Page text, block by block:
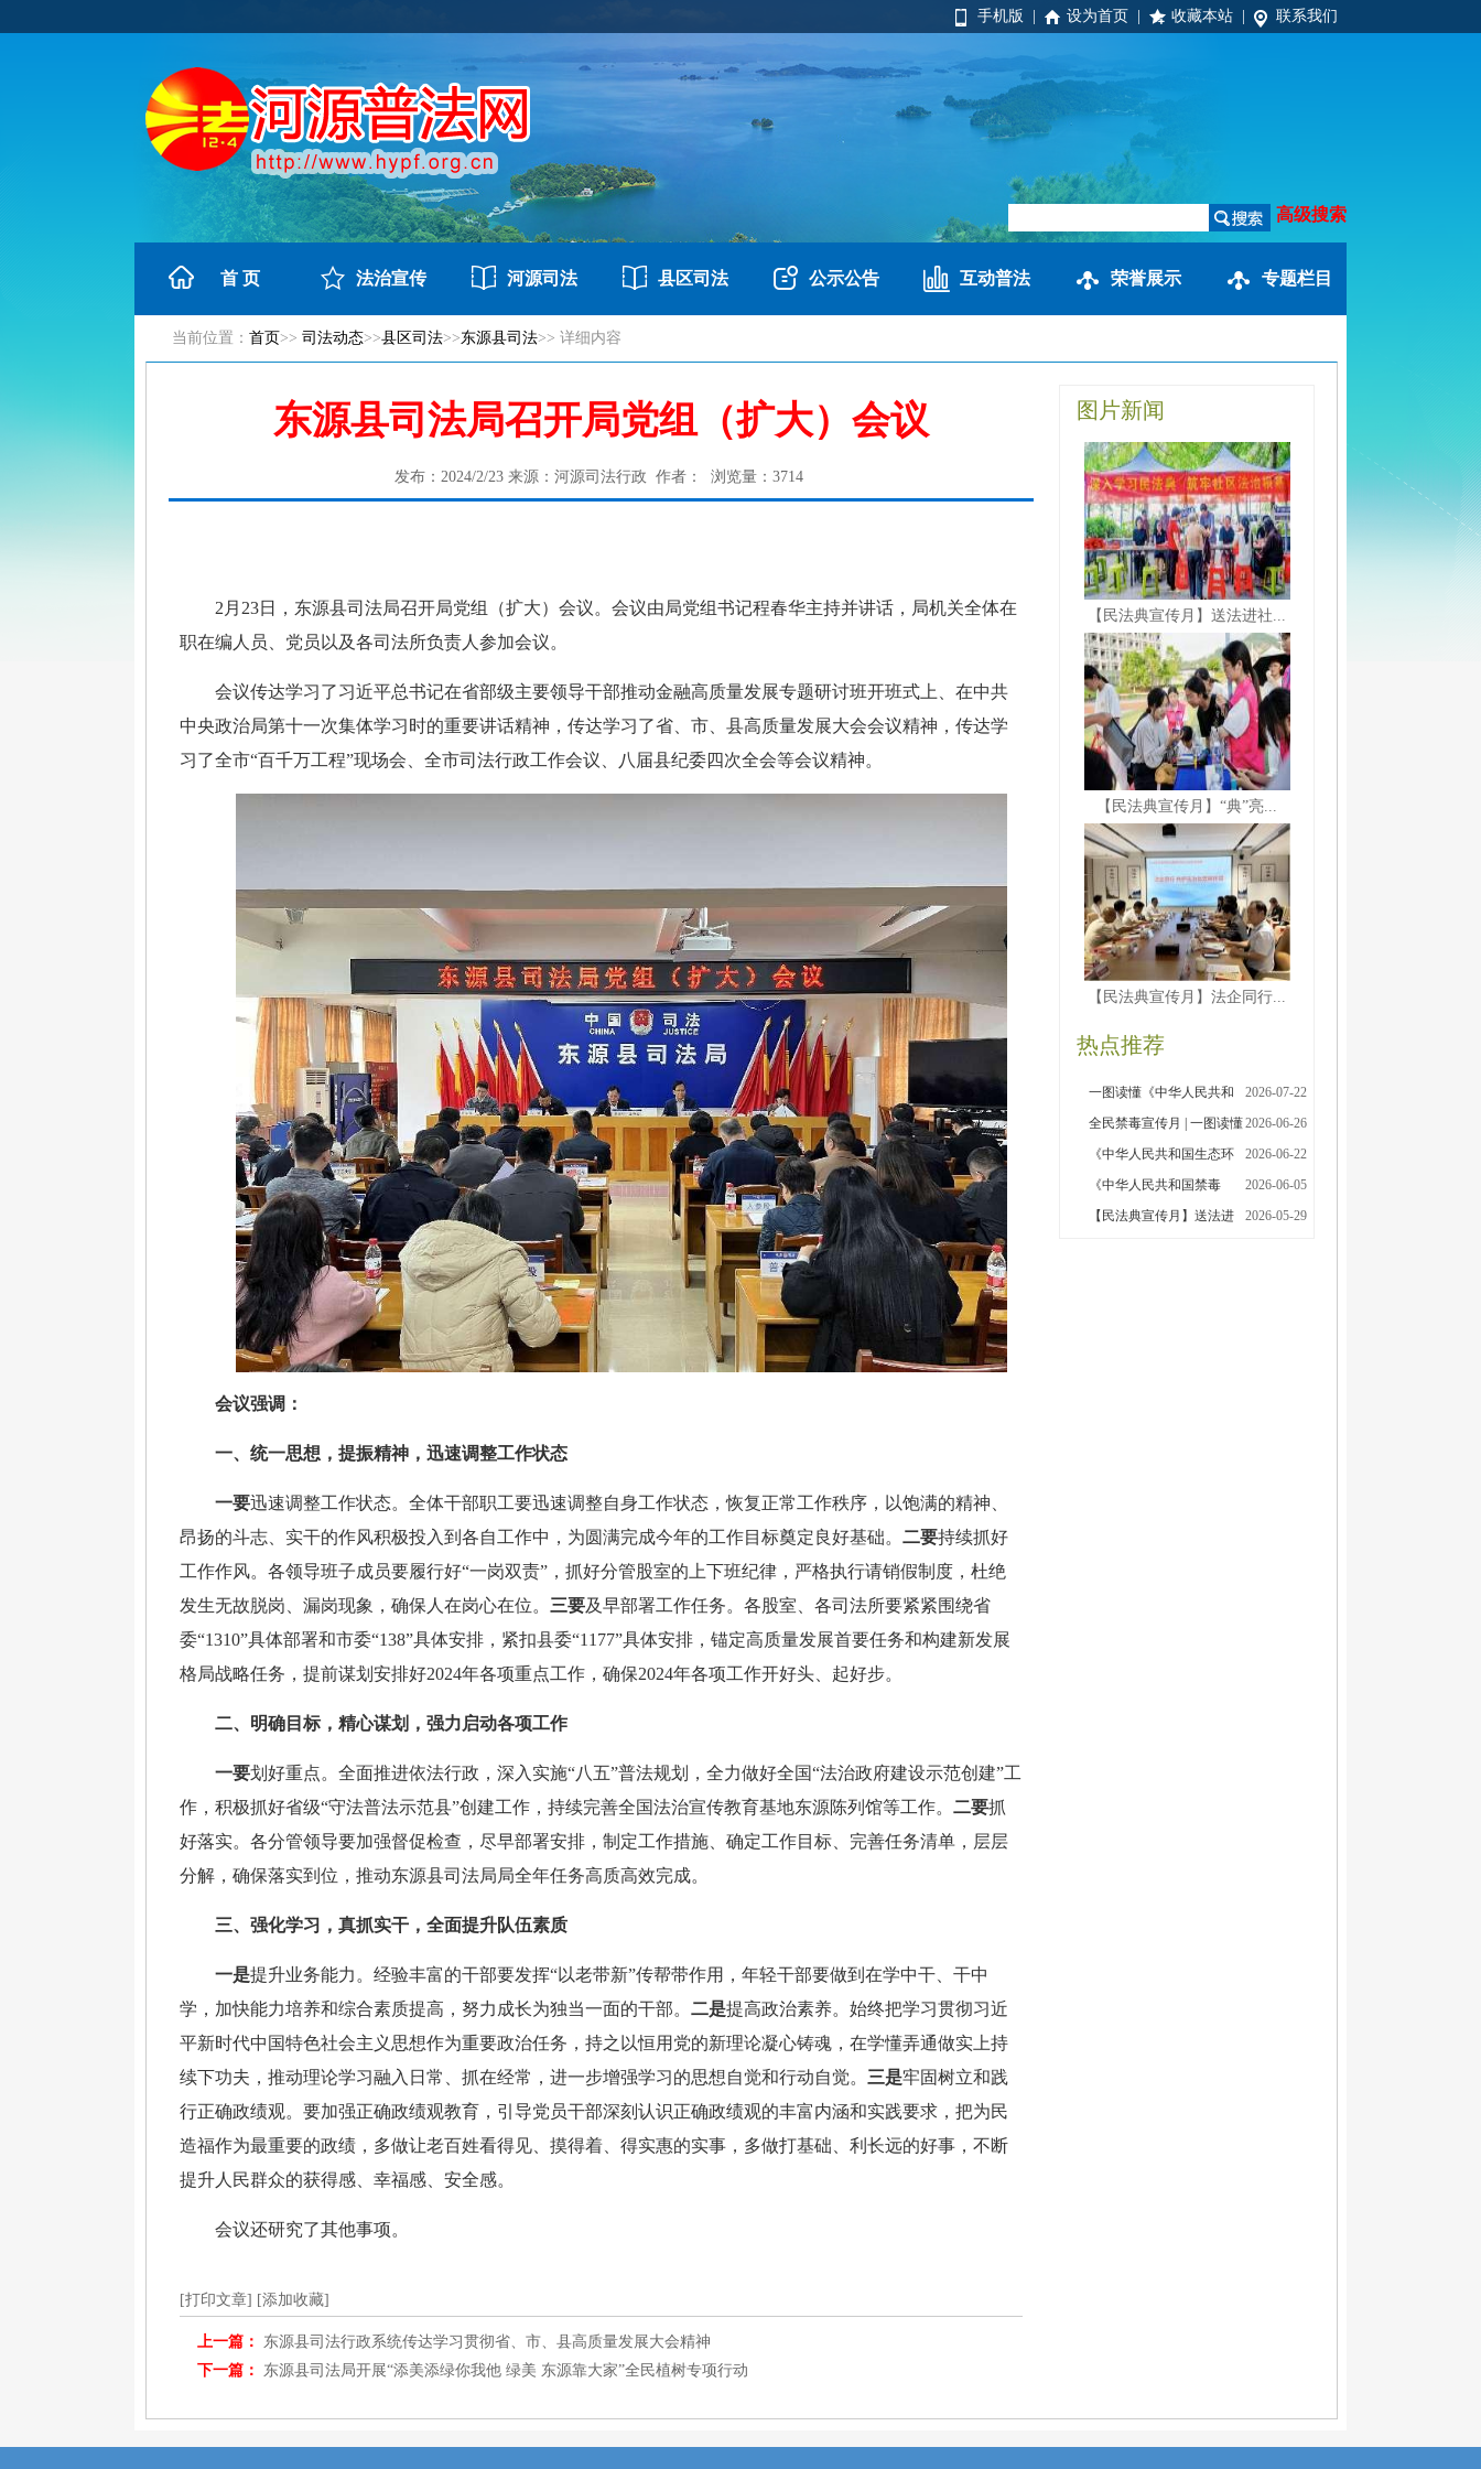
手机版 设为首页 收藏本站 联系我们
高级搜索
首 页 法治宣传 河源司法 县区司法 公示公告 互动普法 荣誉展示 专题栏目
当前位置： 首页>> 司法动态>>县区司法>>东源县司法>> 详细内容
东源县司法局召开局党组（扩大）会议
发布：2024/2/23 来源：河源司法行政 作者： 浏览量： 3714
2月23日，东源县司法局召开局党组（扩大）会议。会议由局党组书记程春华主持并讲话，局机关全体在
职在编人员、党员以及各司法所负责人参加会议。
会议传达学习了习近平总书记在省部级主要领导干部推动金融高质量发展专题研讨班开班式上、在中共
中央政治局第十一次集体学习时的重要讲话精神，传达学习了省、市、县高质量发展大会会议精神，传达学
习了全市“百千万工程”现场会、全市司法行政工作会议、八届县纪委四次全会等会议精神。
会议强调：
一、统一思想，提振精神，迅速调整工作状态
一要迅速调整工作状态。全体干部职工要迅速调整自身工作状态，恢复正常工作秩序，以饱满的精神、
昂扬的斗志、实干的作风积极投入到各自工作中，为圆满完成今年的工作目标奠定良好基础。 二要持续抓好
工作作风。各领导班子成员要履行好“一岗双责”，抓好分管股室的上下班纪律，严格执行请销假制度，杜绝
发生无故脱岗、漏岗现象，确保人在岗心在位。 三要及早部署工作任务。各股室、各司法所要紧紧围绕省
委“1310”具体部署和市委“138”具体安排，紧扣县委“1177”具体安排，锚定高质量发展首要任务和构建新发展
格局战略任务，提前谋划安排好2024年各项重点工作，确保2024年各项工作开好头、起好步。
二、明确目标，精心谋划，强力启动各项工作
一要划好重点。全面推进依法行政，深入实施“八五”普法规划，全力做好全国“法治政府建设示范创建”工
作，积极抓好省级“守法普法示范县”创建工作，持续完善全国法治宣传教育基地东源陈列馆等工作。 二要抓
好落实。各分管领导要加强督促检查，尽早部署安排，制定工作措施、确定工作目标、完善任务清单，层层
分解，确保落实到位，推动东源县司法局局全年任务高质高效完成。
三、强化学习，真抓实干，全面提升队伍素质
一是提升业务能力。经验丰富的干部要发挥“以老带新”传帮带作用，年轻干部要做到在学中干、干中
学，加快能力培养和综合素质提高，努力成长为独当一面的干部。 二是提高政治素养。始终把学习贯彻习近
平新时代中国特色社会主义思想作为重要政治任务，持之以恒用党的新理论凝心铸魂，在学懂弄通做实上持
续下功夫，推动理论学习融入日常、抓在经常，进一步增强学习的思想自觉和行动自觉。 三是牢固树立和践
行正确政绩观。要加强正确政绩观教育，引导党员干部深刻认识正确政绩观的丰富内涵和实践要求，把为民
造福作为最重要的政绩，多做让老百姓看得见、摸得着、得实惠的实事，多做打基础、利长远的好事，不断
提升人民群众的获得感、幸福感、安全感。
会议还研究了其他事项。
[打印文章] [添加收藏]
上一篇：
东源县司法行政系统传达学习贯彻省、市、县高质量发展大会精神
下一篇：
东源县司法局开展“添美添绿你我他 绿美 东源靠大家”全民植树专项行动
图片新闻
【民法典宣传月】送法进社...
【民法典宣传月】“典”亮...
【民法典宣传月】法企同行...
热点推荐
2026-07-22
一图读懂《中华人民共和
国民族团结进步促进法》
2026-06-26
全民禁毒宣传月 | 一图读懂
涉毒行为的法律后果
2026-06-22
《中华人民共和国生态环
境法典》
2026-06-05
《中华人民共和国禁毒
法》
2026-05-29
【民法典宣传月】送法进